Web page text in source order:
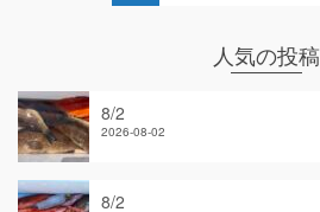
人気の投稿
8/2
2026-08-02
8/2